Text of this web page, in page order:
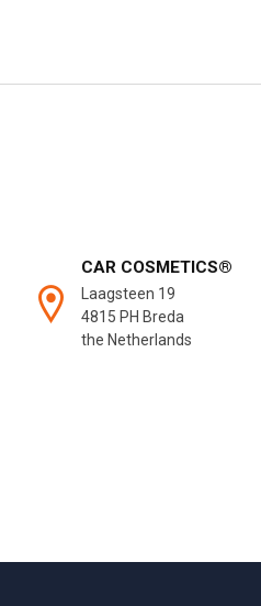
CAR COSMETICS®
Laagsteen 19
4815 PH Breda
the Netherlands